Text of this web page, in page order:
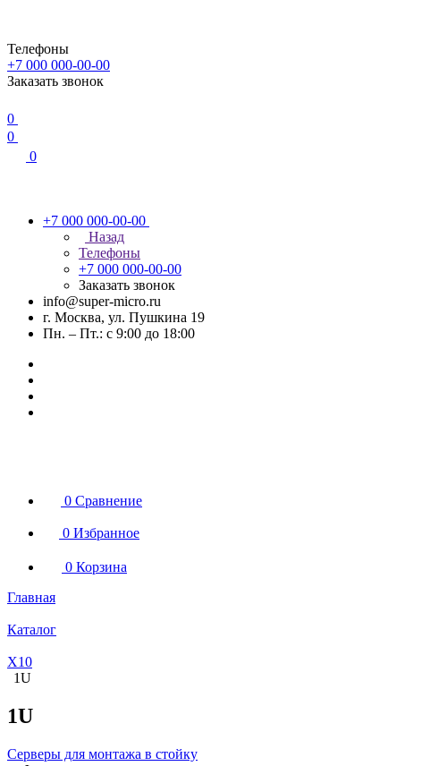
Телефоны
+7 000 000-00-00
Заказать звонок
0
0
0
+7 000 000-00-00
Назад
Телефоны
+7 000 000-00-00
Заказать звонок
info@super-micro.ru
г. Москва, ул. Пушкина 19
Пн. – Пт.: с 9:00 до 18:00
0 Сравнение
0 Избранное
0 Корзина
Главная
Каталог
X10
1U
1U
Серверы для монтажа в стойку